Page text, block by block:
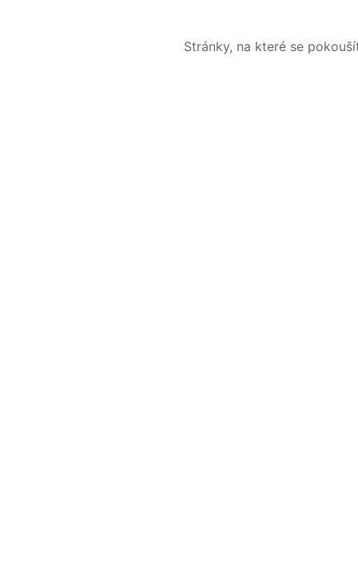
Stránky, na které se